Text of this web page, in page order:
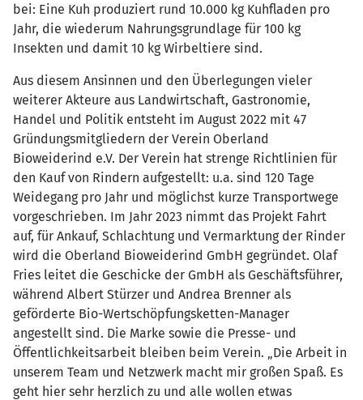
bei: Eine Kuh produziert rund 10.000 kg Kuhfladen pro
Jahr, die wiederum Nahrungsgrundlage für 100 kg
Insekten und damit 10 kg Wirbeltiere sind.
Aus diesem Ansinnen und den Überlegungen vieler
weiterer Akteure aus Landwirtschaft, Gastronomie,
Handel und Politik entsteht im August 2022 mit 47
Gründungsmitgliedern der Verein Oberland
Bioweiderind e.V. Der Verein hat strenge Richtlinien für
den Kauf von Rindern aufgestellt: u.a. sind 120 Tage
Weidegang pro Jahr und möglichst kurze Transportwege
vorgeschrieben. Im Jahr 2023 nimmt das Projekt Fahrt
auf, für Ankauf, Schlachtung und Vermarktung der Rinder
wird die Oberland Bioweiderind GmbH gegründet. Olaf
Fries leitet die Geschicke der GmbH als Geschäftsführer,
während Albert Stürzer und Andrea Brenner als
geförderte Bio-Wertschöpfungsketten-Manager
angestellt sind. Die Marke sowie die Presse- und
Öffentlichkeitsarbeit bleiben beim Verein. „Die Arbeit in
unserem Team und Netzwerk macht mir großen Spaß. Es
geht hier sehr herzlich zu und alle wollen etwas